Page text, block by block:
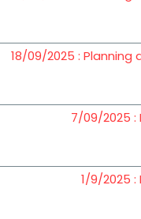
18/09/2025 : Planning
7/09/2025
1/9/2025